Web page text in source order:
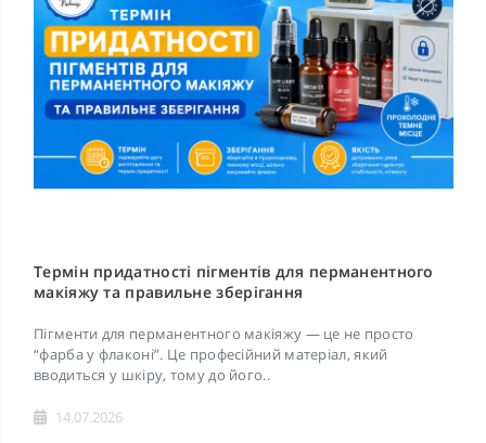
Термін придатності пігментів для перманентного
макіяжу та правильне зберігання
Пігменти для перманентного макіяжу — це не просто
“фарба у флаконі”. Це професійний матеріал, який
вводиться у шкіру, тому до його..
14.07.2026